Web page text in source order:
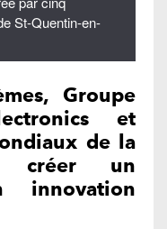
St-Quentin-en-
Groupe
et
de la
créer un
innovation